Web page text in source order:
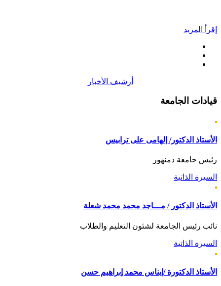
إقرأ المزيد
أرشيف الأخبار
قيادات الجامعة
الأستاذ الدكتور/ إلهامى على ترابيس
رئيس جامعة دمنهور
السيرة الذاتية
الأستاذ الدكتور / مـــاجد محمد محمد شعلة
نائب رئيس الجامعة لشئون التعليم والطلاب
السيرة الذاتية
الأستاذ الدكتورة /إيناس محمد إبراهيم حسن